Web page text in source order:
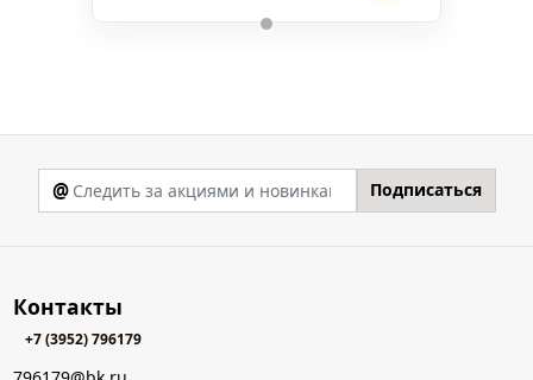
@ Подписаться
Контакты
+7 (3952) 796179